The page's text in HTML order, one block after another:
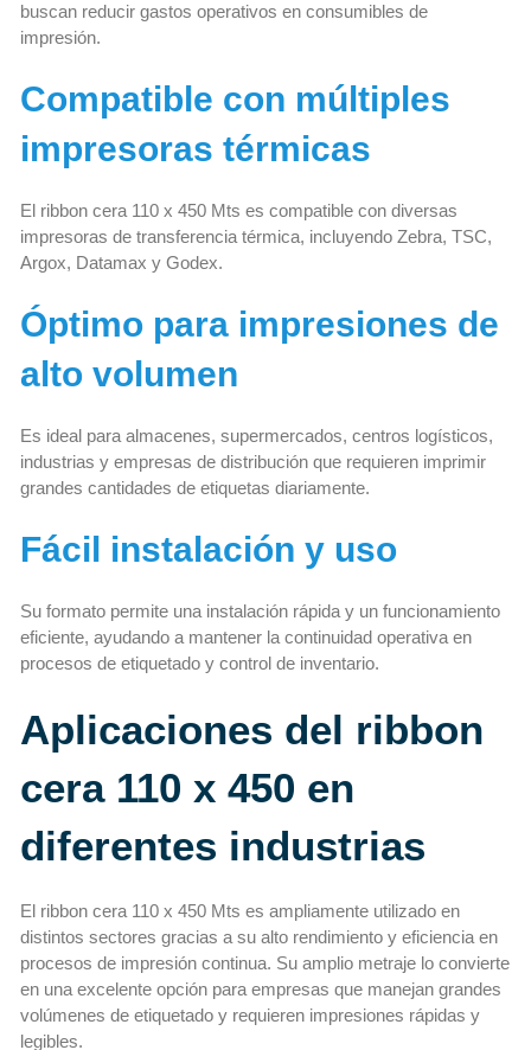
buscan reducir gastos operativos en consumibles de
impresión.
Compatible con múltiples
impresoras térmicas
El ribbon cera 110 x 450 Mts es compatible con diversas
impresoras de transferencia térmica, incluyendo Zebra, TSC,
Argox, Datamax y Godex.
Óptimo para impresiones de
alto volumen
Es ideal para almacenes, supermercados, centros logísticos,
industrias y empresas de distribución que requieren imprimir
grandes cantidades de etiquetas diariamente.
Fácil instalación y uso
Su formato permite una instalación rápida y un funcionamiento
eficiente, ayudando a mantener la continuidad operativa en
procesos de etiquetado y control de inventario.
Aplicaciones del ribbon
cera 110 x 450 en
diferentes industrias
El ribbon cera 110 x 450 Mts es ampliamente utilizado en
distintos sectores gracias a su alto rendimiento y eficiencia en
procesos de impresión continua. Su amplio metraje lo convierte
en una excelente opción para empresas que manejan grandes
volúmenes de etiquetado y requieren impresiones rápidas y
legibles.